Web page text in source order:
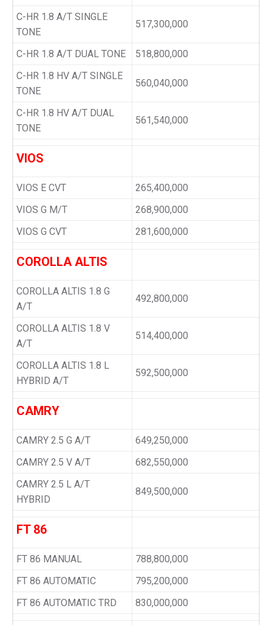
C-HR 1.8 A/T SINGLE
TONE
517,300,000
C-HR 1.8 A/T DUAL TONE
518,800,000
C-HR 1.8 HV A/T SINGLE
TONE
560,040,000
C-HR 1.8 HV A/T DUAL
TONE
561,540,000
VIOS
VIOS E CVT
265,400,000
VIOS G M/T
268,900,000
VIOS G CVT
281,600,000
COROLLA ALTIS
COROLLA ALTIS 1.8 G
A/T
492,800,000
COROLLA ALTIS 1.8 V
A/T
514,400,000
COROLLA ALTIS 1.8 L
HYBRID A/T
592,500,000
CAMRY
CAMRY 2.5 G A/T
649,250,000
CAMRY 2.5 V A/T
682,550,000
CAMRY 2.5 L A/T
HYBRID
849,500,000
FT 86
FT 86 MANUAL
788,800,000
FT 86 AUTOMATIC
795,200,000
FT 86 AUTOMATIC TRD
830,000,000